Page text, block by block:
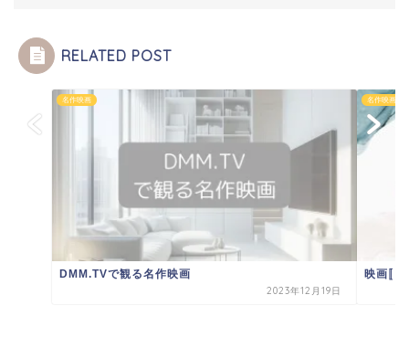
RELATED POST
名作映画
DMM.TVで観る名作映画
2023年12月19日
名作映画
映画〚